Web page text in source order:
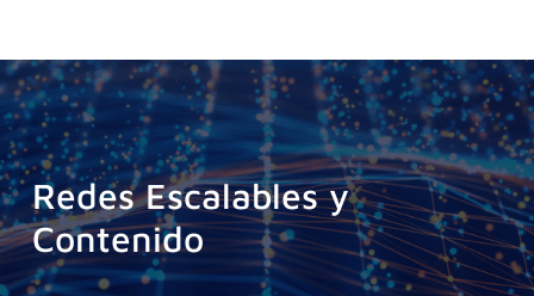
Redes Escalables y
Contenido